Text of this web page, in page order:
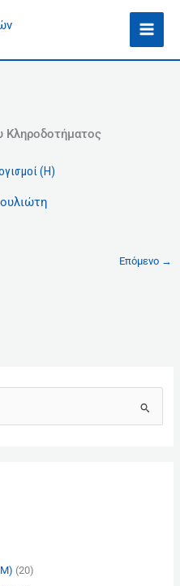
Κληροδοτήματος
(Η)
Επόμενο →
(20)